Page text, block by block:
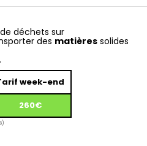
déchets sur
des matièressolides
week-end
260€